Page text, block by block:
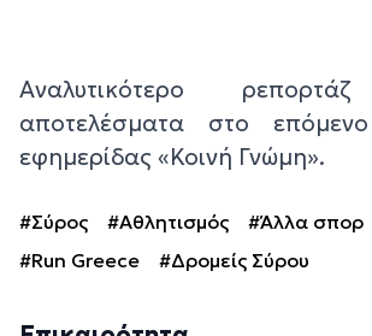
Αναλυτικότερο
αποτελέσματα στο
εφημερίδας «Κοινή Γνώμη».
#Σύρος #Αθλητισμός
#Άλλα σπορ
#Run Greece
#Δρομείς Σύρου